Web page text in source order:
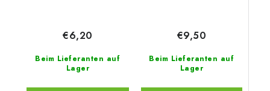
Beim Lieferanten auf
Lager
€6,20
Beim Lieferanten auf
Lager
€9,50